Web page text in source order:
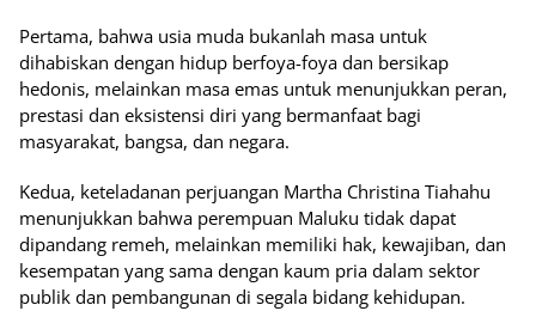
Pertama, bahwa usia muda bukanlah masa untuk
dihabiskan dengan hidup berfoya-foya dan bersikap
hedonis, melainkan masa emas untuk menunjukkan peran,
prestasi dan eksistensi diri yang bermanfaat bagi
masyarakat, bangsa, dan negara.
Kedua, keteladanan perjuangan Martha Christina Tiahahu
menunjukkan bahwa perempuan Maluku tidak dapat
dipandang remeh, melainkan memiliki hak, kewajiban, dan
kesempatan yang sama dengan kaum pria dalam sektor
publik dan pembangunan di segala bidang kehidupan.